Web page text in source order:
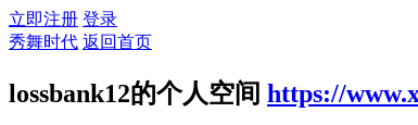
立即注册 登录
秀舞时代 返回首页
lossbank12的个人空间 https://